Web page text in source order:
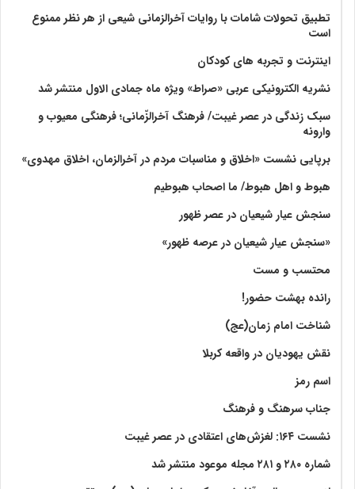
تطبیق تحولات شامات با روایات آخرالزمانی شیعی از هر نظر ممنوع
است
اینترنت و تجربه های کودکان
نشریه الکترونیکی عربی «صراط» ویژه ماه جمادی الاول منتشر شد
سبک زندگی در عصر غیبت/ فرهنگ آخرالزّمانی؛ فرهنگی معیوب و
وارونه
برپایی نشست «اخلاق و مناسبات مردم در آخرالزمان، اخلاق مهدوی»
هبوط و اهل هبوط/ ما اصحاب هبوطیم
سنجش عیار شیعیان در عصر ظهور
«سنجش عیار شیعیان در عرصه ظهور»
محتسب و مست
رانده بهشت‌ حضور!
شناخت امام زمان(عج)
نقش یهودیان در واقعه کربلا
اسم رمز
جناب سرهنگ و فرهنگ
نشست ۱۶۴: لغزش‌های اعتقادی در عصر غیبت
شماره ۲۸۰ و ۲۸۱ مجله موعود منتشر شد